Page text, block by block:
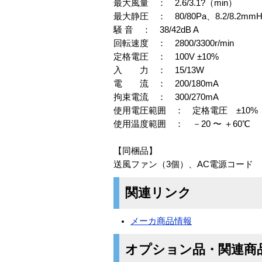
最大風量 ： 2.6/3.1?（min）
最大静圧 ： 80/80Pa、8.2/
騒 音 ： 38/42dB A
回転速度 ： 2800/3300r/min
定格電圧 ： 100V ±10%
入 力 ： 15/13W
電 流 ： 200/180mA
拘束電流 ： 300/270mA
使用電圧範囲 ： 定格電圧 ±10%
使用温度範囲 ： －20 〜 ＋60℃
【同梱品】
送風ファン（3個）、AC電源コード
関連リンク
メーカ商品情報
オプション品・関連商